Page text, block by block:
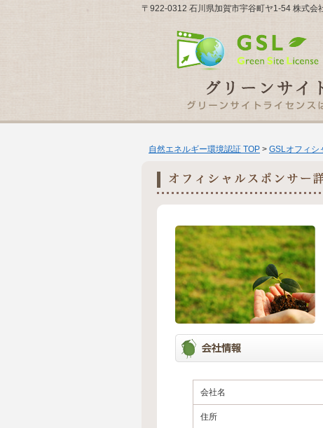
〒922-0312 石川県加賀市宇谷町ヤ1-54 株式会
自然エネルギー環境認証 TOP > GSLオフィシ
会社名
住所